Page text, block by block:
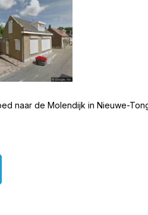
naar de Molendijk in Nieuwe-